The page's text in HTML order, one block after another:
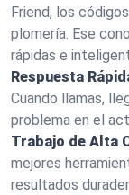
Friend, los
plomería. Ese
rápidas e
Respuesta
Cuando llamas,
problema en el
Trabajo de Alta
mejores
resultados